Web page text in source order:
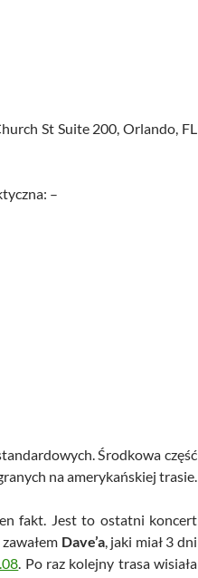
St Suite 200, Orlando, FL
–
Środkowa część
na amerykańskiej trasie.
fakt. Jest to ostatni koncert
Dave’a, jaki miał 3 dni
. Po raz kolejny trasa wisiała